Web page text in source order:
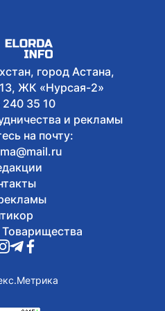
тренировочный сбор
мирового дзюдо
город Астана,
ЖК «Нурсая-2»
240 35 10
и рекламы
на почту: